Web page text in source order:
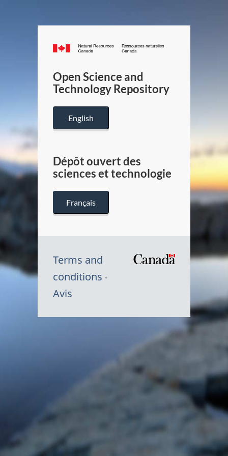
Canada.ca
/
Canada
Open Science and
Technology Repository
English
Dépôt ouvert des
sciences et technologie
Français
Terms and
conditions
Avis
du